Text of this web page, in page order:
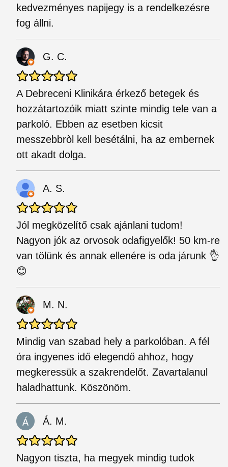
kedvezményes napijegy is a rendelkezésre
fog állni.
G. C.
A Debreceni Klinikára érkező betegek és
hozzátartozóik miatt szinte mindig tele van a
parkoló. Ebben az esetben kicsit
messzebbròl kell besétálni, ha az embernek
ott akadt dolga.
A. S.
Jól megközelítő csak ajánlani tudom!
Nagyon jók az orvosok odafigyelők! 50 km-re
van tölünk és annak ellenére is oda járunk 👌
😊
M. N.
Mindig van szabad hely a parkolóban. A fél
óra ingyenes idő elegendő ahhoz, hogy
megkeressük a szakrendelőt. Zavartalanul
haladhattunk. Köszönöm.
Á. M.
Nagyon tiszta, ha megyek mindig tudok